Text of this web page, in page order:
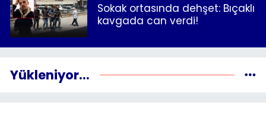
Sokak ortasında dehşet: Bıçaklı
kavgada can verdi!
Yükleniyor...